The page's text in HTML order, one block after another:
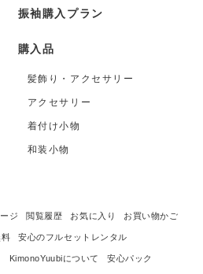
振袖購入プラン
購入品
髪飾り・アクセサリー
アクセサリー
着付け小物
和装小物
ジ 閲覧履歴 お気に入り お買い物かご
安心のフルセットレンタル
KimonoYuubiについて 安心パック